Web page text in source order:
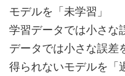
モデルを「未学習」
学習データでは小さな
データでは小さな誤差
得られないモデルを「